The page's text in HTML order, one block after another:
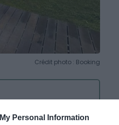
Personal Information
Crédit photo : Booking